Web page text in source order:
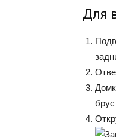
Для